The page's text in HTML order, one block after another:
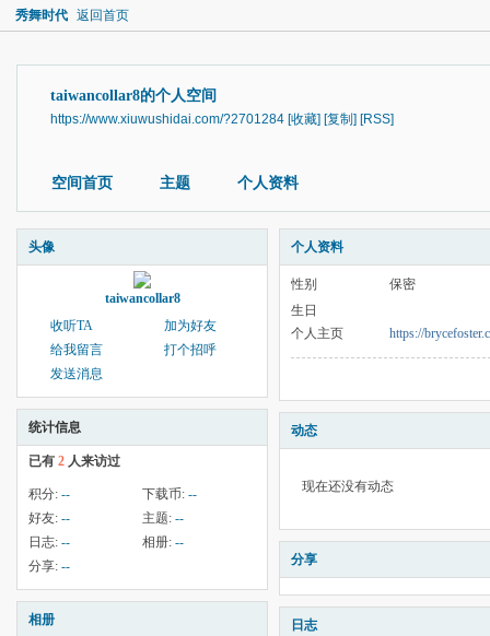
秀舞时代 返回首页
taiwancollar8的个人空间
https://www.xiuwushidai.com/?2701284 [收藏] [复制] [RSS]
空间首页 主题 个人资料
头像
taiwancollar8
收听TA
加为好友
给我留言
打个招呼
发送消息
统计信息
已有 2 人来访过
积分: -- 下载币: --
好友: -- 主题: --
日志: -- 相册: --
分享: --
相册
个人资料
性别
保密
生日
个人主页
https://
动态
现在还没有动态
分享
日志